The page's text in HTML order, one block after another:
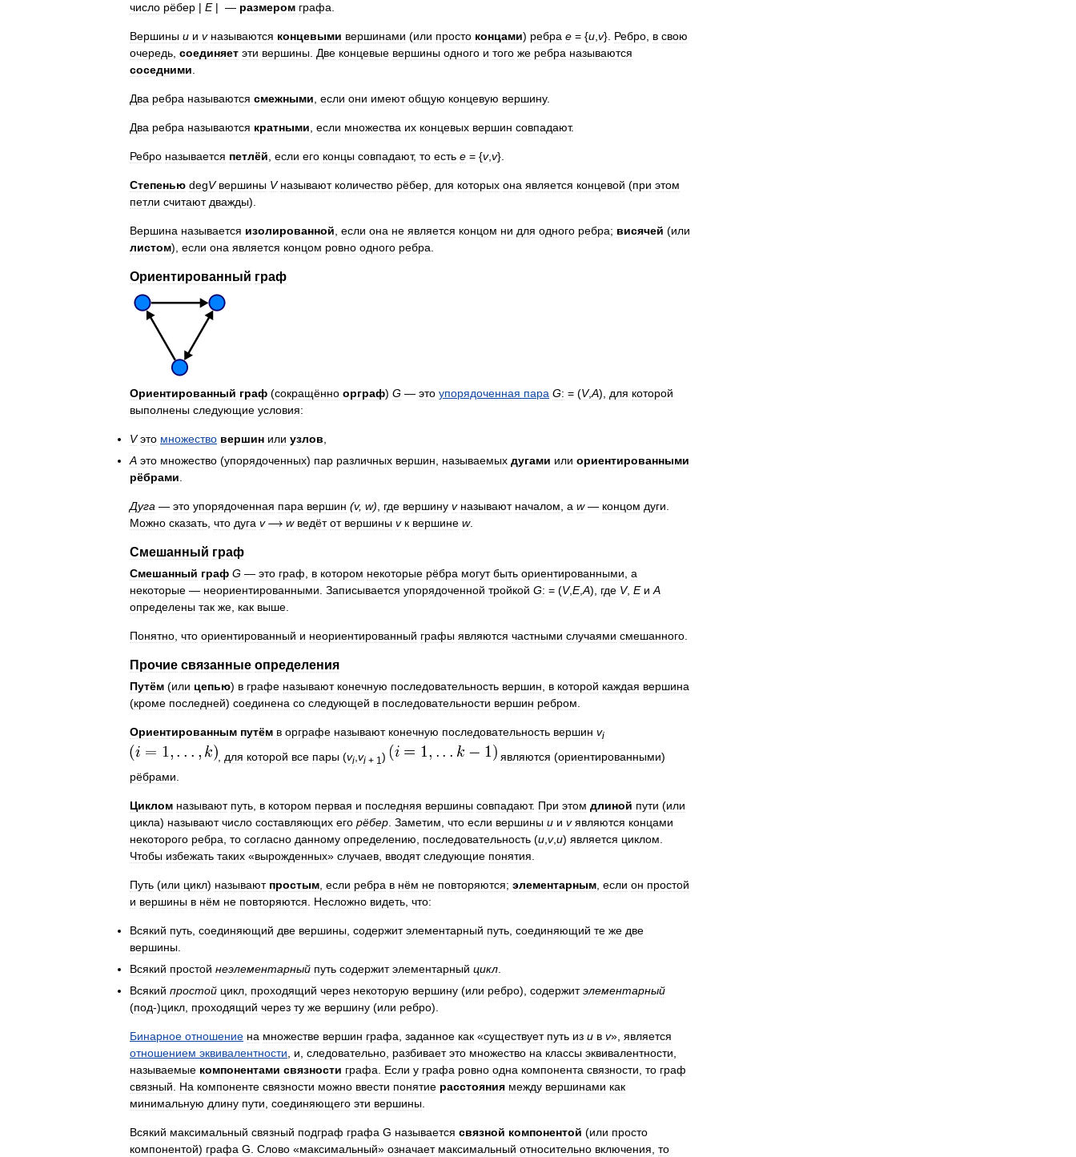
число рёбер | E| — размером графа.
Вершины u и v называются концевыми вершинами (или просто концами) ребра e = {u,v}. Ребро, в свою
очередь, соединяет эти вершины. Две концевые вершины одного и того же ребра называются
соседними.
Два ребра называются смежными, если они имеют общую концевую вершину.
Два ребра называются кратными, если множества их концевых вершин совпадают.
Ребро называется петлёй, если его концы совпадают, то есть e = {v,v}.
Степенью degV вершины V называют количество рёбер, для которых она является концевой (при этом
петли считают дважды).
Вершина называется изолированной, если она не является концом ни для одного ребра; висячей (или
листом), если она является концом ровно одного ребра.
Ориентированный граф
Ориентированный граф (сокращённо орграф) G — это упорядоченная пара G: = (V,A), для которой
выполнены следующие условия:
V это множество вершин или узлов,
A это множество (упорядоченных) пар различных вершин, называемых дугами или ориентированными
рёбрами.
Дуга — это упорядоченная пара вершин (v, w), где вершину v называют началом, а w— концом дуги.
Можно сказать, что дуга v w ведёт от вершины v к вершине w.
Смешанный граф
Смешанный граф G — это граф, в котором некоторые рёбра могут быть ориентированными, а
некоторые — неориентированными. Записывается упорядоченной тройкой G: = (V,E,A), где V, E и A
определены так же, как выше.
Понятно, что ориентированный и неориентированный графы являются частными случаями смешанного.
Прочие связанные определения
Путём (или цепью) в графе называют конечную последовательность вершин, в которой каждая вершина
(кроме последней) соединена со следующей в последовательности вершин ребром.
Ориентированным путём в орграфе называют конечную последовательность вершин vi
, для которой все пары (vi,vi + 1 ) являются (ориентированными)
рёбрами
Циклом называют путь в котором первая и последняя вершины совпадают. При этом длиной пути (или
цикла) называют число составляющих его рёбер Заметим что если вершины u и v являются концами
некоторого ребра то согласно данному определению последовательность (u v,u) является циклом
Чтобы избежать таких «вырожденных» случаев вводят следующие понятия
Путь (или цикл) называют простым если ребра в нём не повторяются; элементарным если он простой
и вершины в нём не повторяются Несложно видеть что:
Всякий путь соединяющий две вершины содержит элементарный путь соединяющий те же две
вершины
Всякий простой неэлементарный путь содержит элементарный цикл
Всякий простой цикл проходящий через некоторую вершину (или ребро), содержит элементарный
(под-)цикл проходящий через ту же вершину (или ребро).
Бинарное отношение на множестве вершин графа заданное как «существует путь из u в v», является
отношением эквивалентности и следовательно разбивает это множество на классы эквивалентности
называемые компонентами связности графа Если у графа ровно одна компонента связности то граф
связный
На компоненте связности можно ввести понятие расстояния между вершинами как
минимальную длину пути соединяющего эти вершины
Всякий максимальный связный подграф графа G называется связной компонентой (или просто
компонентой) графа G Слово «максимальный» означает максимальный относительно включения то